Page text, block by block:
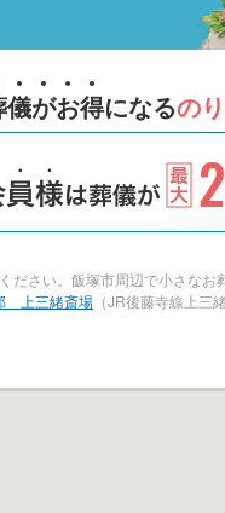
儀がお得になるの
さい。飯塚市周辺で小さなお
上三緒斎場 （JR後藤寺線上三